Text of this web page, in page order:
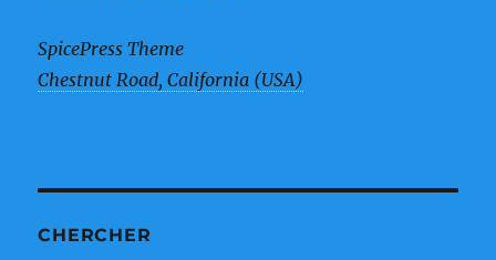
SpicePress Theme
Chestnut Road, California (USA)
CHERCHER